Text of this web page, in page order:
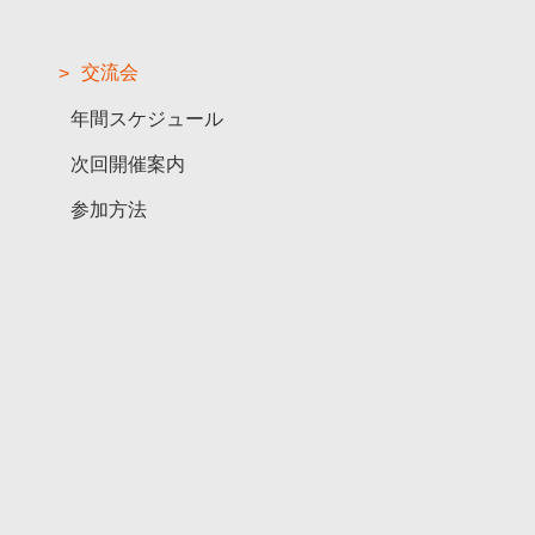
交流会
年間スケジュール
次回開催案内
参加方法